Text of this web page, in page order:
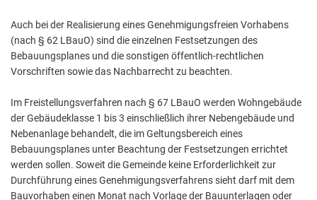
Auch bei der Realisierung eines Genehmigungsfreien Vorhabens
(nach § 62 LBauO) sind die einzelnen Festsetzungen des
Bebauungsplanes und die sonstigen öffentlich-rechtlichen
Vorschriften sowie das Nachbarrecht zu beachten.
Im Freistellungsverfahren nach § 67 LBauO werden Wohngebäude
der Gebäudeklasse 1 bis 3 einschließlich ihrer Nebengebäude und
Nebenanlage behandelt, die im Geltungsbereich eines
Bebauungsplanes unter Beachtung der Festsetzungen errichtet
werden sollen. Soweit die Gemeinde keine Erforderlichkeit zur
Durchführung eines Genehmigungsverfahrens sieht darf mit dem
Bauvorhaben einen Monat nach Vorlage der Bauunterlagen oder